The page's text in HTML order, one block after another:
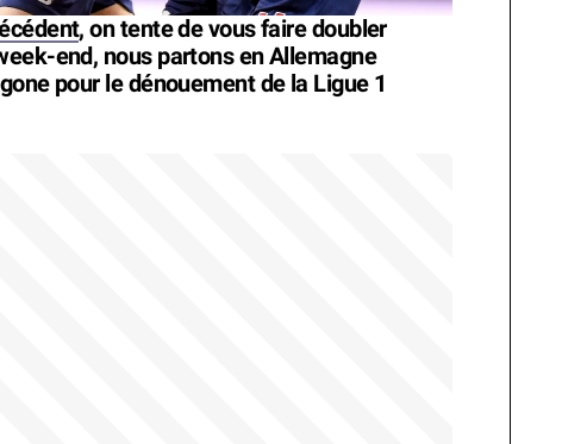
, on tente de vous faire doubler
end, nous partons en Allemagne
pour le dénouement de la Ligue 1